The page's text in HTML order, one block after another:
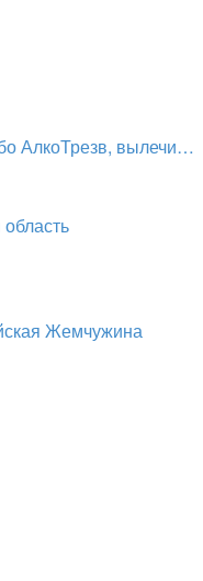
АлкоТрезв, вылечи…
Жемчужина